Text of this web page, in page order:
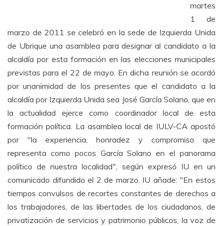
martes
1 de
marzo de 2011 se celebró en la sede de Izquierda Unida
de Ubrique una asamblea para designar al candidato a la
alcaldía por esta formación en las elecciones municipales
previstas para el 22 de mayo. En dicha reunión se acordó
por unanimidad de los presentes que el candidato a la
alcaldía por Izquierda Unida sea José García Solano, que en
la actualidad ejerce como coordinador local de esta
formación política. La asamblea local de IULV-CA apostó
por "la experiencia, honradez y compromiso que
representa como pocos García Solano en el panorama
político de nuestra localidad", según expresó IU en un
comunicado difundido el 2 de marzo. IU añade: "En estos
tiempos convulsos de recortes constantes de derechos a
los trabajadores, de las libertades de los ciudadanos, de
privatización de servicios y patrimonio públicos, la voz de